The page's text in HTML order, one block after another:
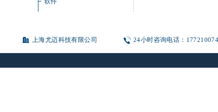
上海尤迈科技有限公司 24小时咨询电话：